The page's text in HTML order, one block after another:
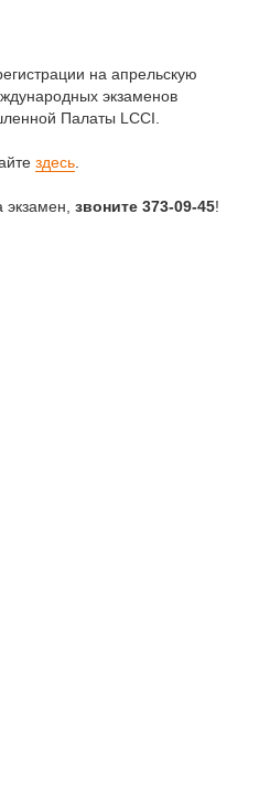
на апрельскую
экзаменов
Палаты LCCI.
здесь
экзамен, звоните 373-09-45!